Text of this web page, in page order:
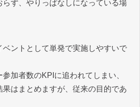
らず、やりっぱなしになっている場
ベントとして単発で実施しやすいで
加者数のKPIに追われてしまい、
はまとめますが、従来の目的であ